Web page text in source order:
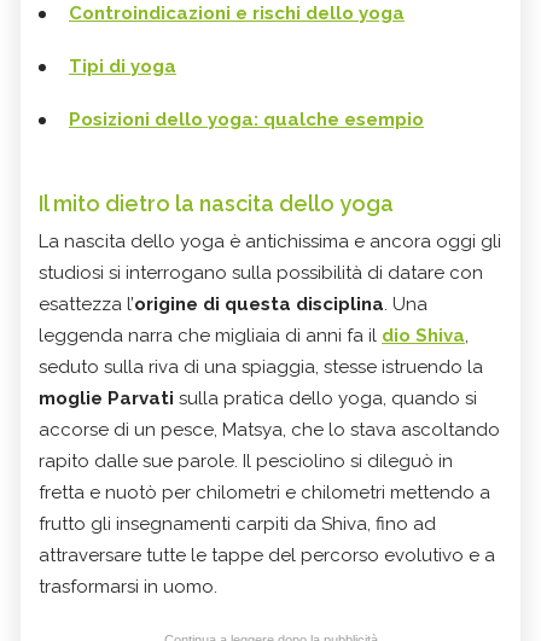
Controindicazioni e rischi dello yoga
Tipi di yoga
Posizioni dello yoga: qualche esempio
Il mito dietro la nascita dello yoga
La nascita dello yoga è antichissima e ancora oggi gli
studiosi si interrogano sulla possibilità di datare con
esattezza l’origine di questa disciplina. Una
leggenda narra che migliaia di anni fa il dio Shiva,
seduto sulla riva di una spiaggia, stesse istruendo la
moglie Parvati sulla pratica dello yoga, quando si
accorse di un pesce, Matsya, che lo stava ascoltando
rapito dalle sue parole. Il pesciolino si dileguò in
fretta e nuotò per chilometri e chilometri mettendo a
frutto gli insegnamenti carpiti da Shiva, fino ad
attraversare tutte le tappe del percorso evolutivo e a
trasformarsi in uomo.